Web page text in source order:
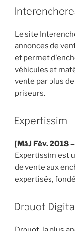
Le site
annonces de
et permet
véhicules et
vente par plus
priseurs.
Expertissim
[MàJ Fév. 2018
Expertissim est
de vente aux
expertisés,
Drouot